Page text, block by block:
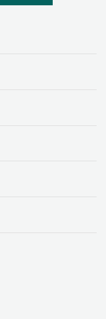
情報の漏洩防止に
窓口
）